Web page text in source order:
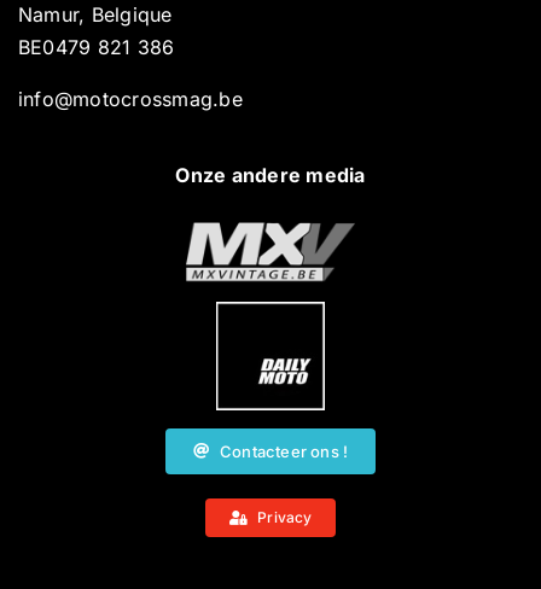
Namur, Belgique
BE0479 821 386
info@motocrossmag.be
Onze andere media
Contacteer ons !
Privacy